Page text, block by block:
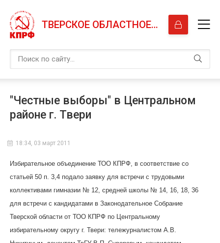
ТВЕРСКОЕ ОБЛАСТНОЕ ОТДЕЛЕНИЕ КПРФ
"Честные выборы" в Центральном
районе г. Твери
18:34, 03 март 2011
Избирательное объединение ТОО КПРФ, в соответствие со
статьей 50 п. 3,4 подало заявку для встречи с трудовыми
коллективами гимназии № 12, средней школы № 14, 16, 18, 36
для встречи с кандидатами в Законодательное Собрание
Тверской области от ТОО КПРФ по Центральному
избирательному округу г. Твери: тележурналистом А.В.